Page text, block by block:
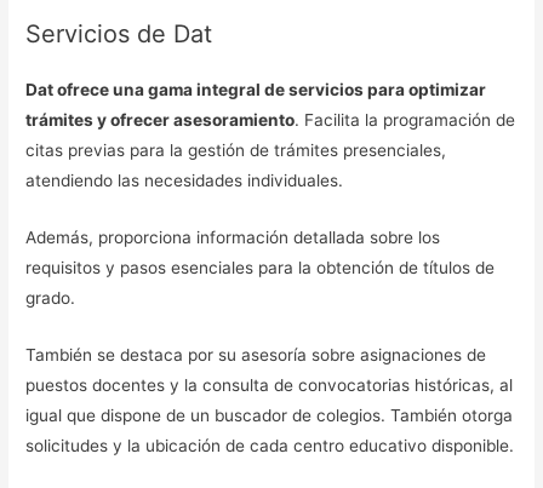
Servicios de Dat
Dat ofrece una gama integral de servicios para optimizar
trámites y ofrecer asesoramiento. Facilita la programación de
citas previas para la gestión de trámites presenciales,
atendiendo las necesidades individuales.
Además, proporciona información detallada sobre los
requisitos y pasos esenciales para la obtención de títulos de
grado.
También se destaca por su asesoría sobre asignaciones de
puestos docentes y la consulta de convocatorias históricas, al
igual que dispone de un buscador de colegios. También otorga
solicitudes y la ubicación de cada centro educativo disponible.